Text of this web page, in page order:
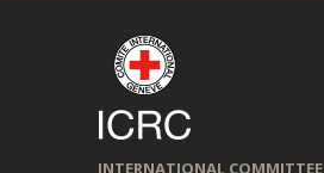
INTERNATIONAL COMMITTEE